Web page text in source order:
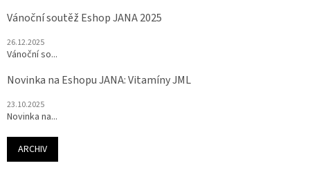
Vánoční soutěž Eshop JANA 2025
26.12.2025
Vánoční so...
Novinka na Eshopu JANA: Vitamíny JML
23.10.2025
Novinka na...
ARCHIV